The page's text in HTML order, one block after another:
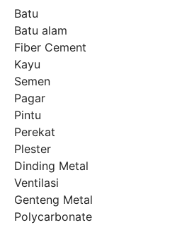
Batu
Batu alam
Fiber Cement
Kayu
Semen
Pagar
Pintu
Perekat
Plester
Dinding Metal
Ventilasi
Genteng Metal
Polycarbonate